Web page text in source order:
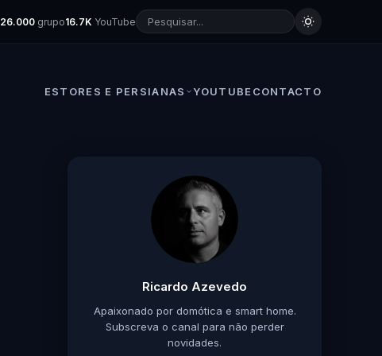
26.000 grupo16.7K YouTube
ESTORES E PERSIANAS YOUTUBE CONTACTO
Ricardo Azevedo
Apaixonado por domótica e smart home.
Subscreva o canal para não perder
novidades.